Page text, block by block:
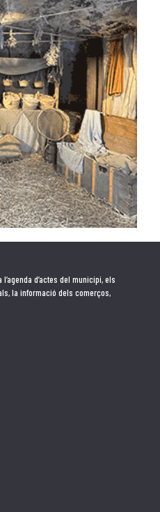
d’actes del municipi, els
la informació dels comerços,